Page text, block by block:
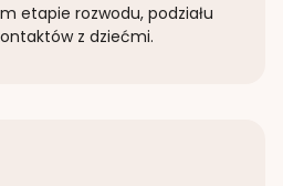
etapie rozwodu, podziału
z dziećmi.